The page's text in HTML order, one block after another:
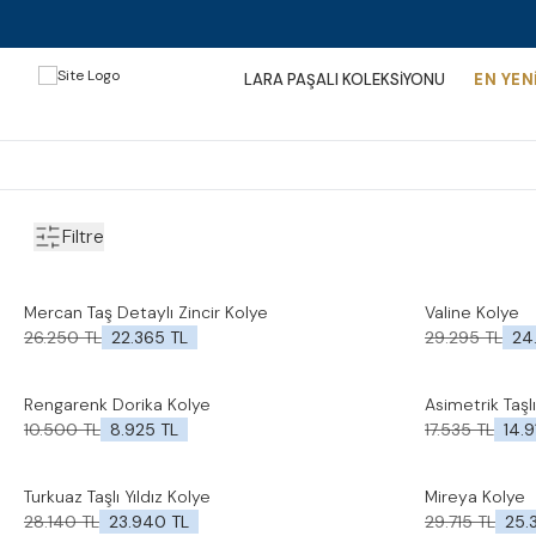
LARA PAŞALI KOLEKSİYONU EN
Filtre
%15İndirim
Favorilere Ekle
Mercan Taş Detaylı Zincir Kolye
26.250TL 22.365 TL
%15İndirim
Favorilere
Valine Kolye
29.295TL
%15İndirim
Favorilere Ekle
Rengarenk Dorika Kolye
10.500TL 8.925 TL
%15İndirim
Favorilere
Asimetrik
17.535TL
15İndirim
Favorilere Ekle
Turkuaz Taşlı Yıldız Kolye
28.140TL 23.940 TL
%15İndirim
Favorilere
Mireya Kolye
29.715TL